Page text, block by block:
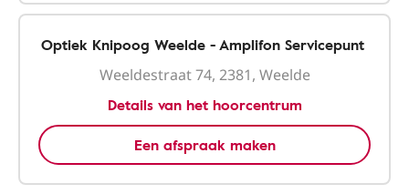
Optiek Knipoog Weelde - Amplifon Servicepunt
Weeldestraat 74, 2381, Weelde
Details van het hoorcentrum
Een afspraak maken